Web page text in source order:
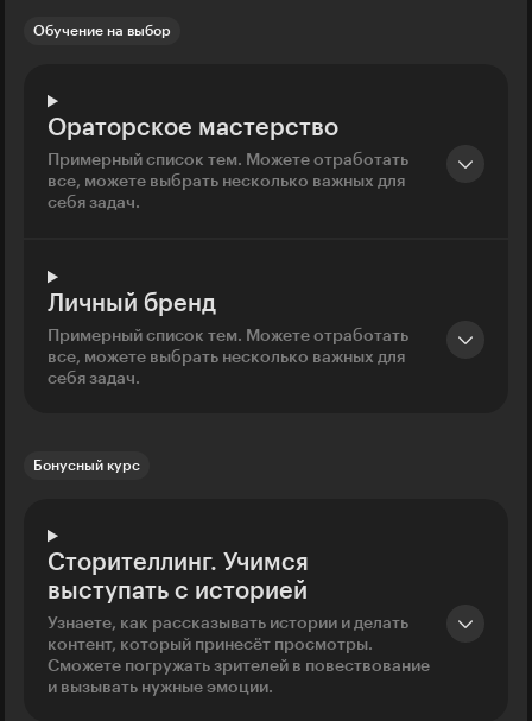
Обучение на выбор
Ораторское мастерство
Примерный список тем. Можете отработать
все, можете выбрать несколько важных для
себя задач.
Личный бренд
Примерный список тем. Можете отработать
все, можете выбрать несколько важных для
себя задач.
Бонусный курс
Сторителлинг. Учимся
выступать с историей
Узнаете, как рассказывать истории и делать
контент, который принесёт просмотры.
Сможете погружать зрителей в повествование
и вызывать нужные эмоции.